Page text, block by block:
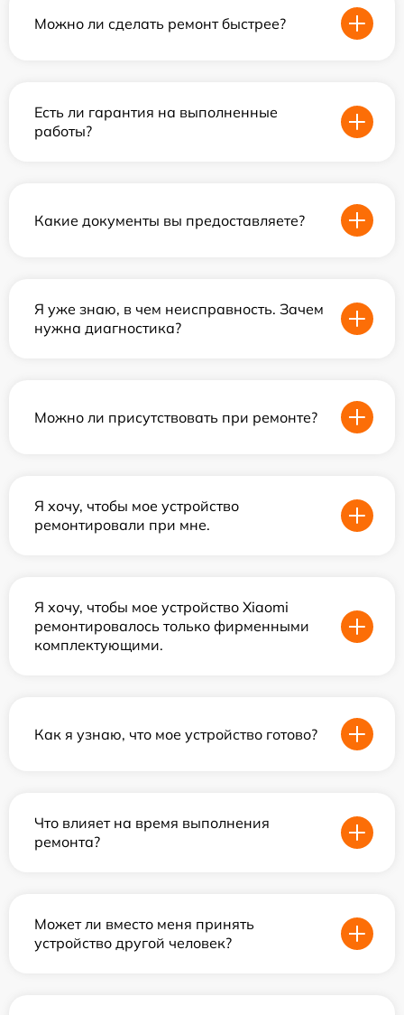
Можно ли сделать ремонт быстрее?
Есть ли гарантия на выполненные
работы?
Какие документы вы предоставляете?
Я уже знаю, в чем неисправность. Зачем
нужна диагностика?
Можно ли присутствовать при ремонте?
Я хочу, чтобы мое устройство
ремонтировали при мне.
Я хочу, чтобы мое устройство Xiaomi
ремонтировалось только фирменными
комплектующими.
Как я узнаю, что мое устройство готово?
Что влияет на время выполнения
ремонта?
Может ли вместо меня принять
устройство другой человек?